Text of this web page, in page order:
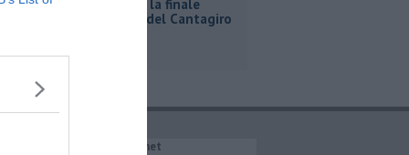
A Bibbona la finale
regionale del Cantagiro
IL NETWORK QuiNews.net